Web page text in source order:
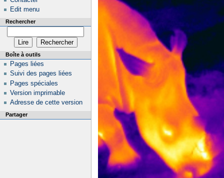
Edit menu
Rechercher
Boîte à outils
Pages liées
Suivi des pages liées
Pages spéciales
Version imprimable
Adresse de cette version
Partager